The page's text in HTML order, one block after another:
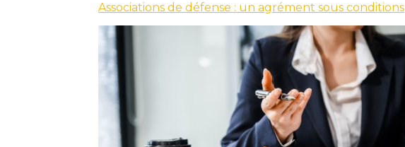
Associations de défense : un agrément sous conditions